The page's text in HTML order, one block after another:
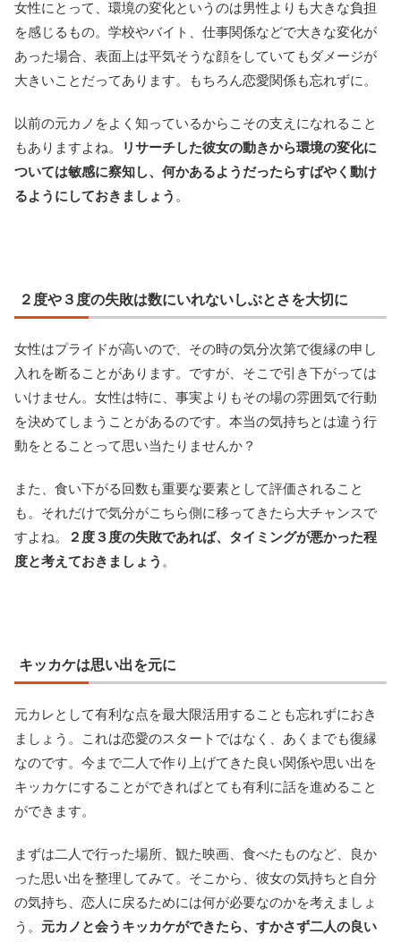
女性にとって、環境の変化というのは男性よりも大きな負担
を感じるもの。学校やバイト、仕事関係などで大きな変化が
あった場合、表面上は平気そうな顔をしていてもダメージが
大きいことだってあります。もちろん恋愛関係も忘れずに。
以前の元カノをよく知っているからこその支えになれること
もありますよね。
リサーチした彼女の動きから環境の変化に
ついては敏感に察知し、何かあるようだったらすばやく動け
るようにしておきましょう 。
２度や３度の失敗は数にいれないしぶとさを大切に
女性はプライドが高いので、その時の気分次第で復縁の申し
入れを断ることがあります。ですが、そこで引き下がっては
いけません。女性は特に、事実よりもその場の雰囲気で行動
を決めてしまうことがあるのです。本当の気持ちとは違う行
動をとることって思い当たりませんか？
また、食い下がる回数も重要な要素として評価されること
も。それだけで気分がこちら側に移ってきたら大チャンスで
すよね。
２度３度の失敗であれば、タイミングが悪かった程
度と考えておきましょう 。
キッカケは思い出を元に
元カレとして有利な点を最大限活用することも忘れずにおき
ましょう。これは恋愛のスタートではなく、あくまでも復縁
なのです。今まで二人で作り上げてきた良い関係や思い出を
キッカケにすることができればとても有利に話を進めること
ができます。
まずは二人で行った場所、観た映画、食べたものなど、良か
った思い出を整理してみて。そこから、彼女の気持ちと自分
の気持ち、恋人に戻るためには何が必要なのかを考えましょ
う。 元カノと会うキッカケができたら、すかさず二人の良い